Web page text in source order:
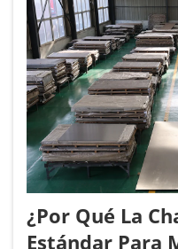
¿Por Qué La
Estándar Para